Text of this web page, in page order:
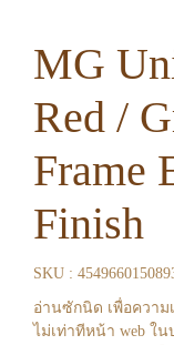
MG
Red /
Frame
Finish
SKU :
อ่านซักนิด เพื่อควา
ไม่เท่าทีหน้า web ใ